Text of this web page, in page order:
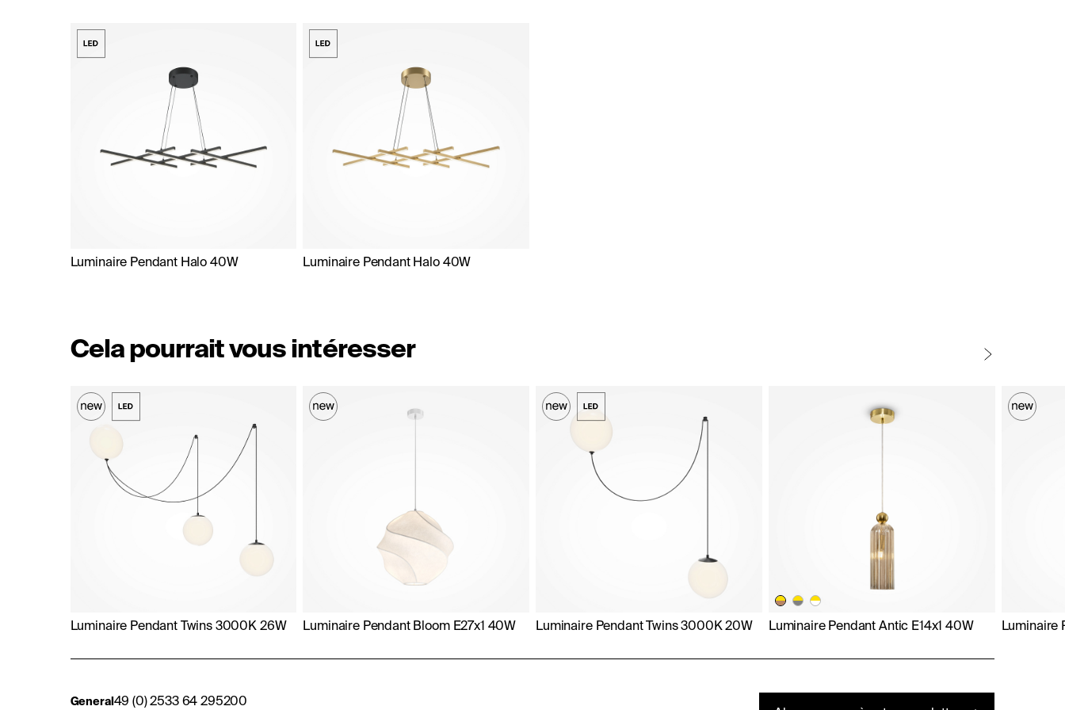
Luminaire Pendant Halo 40W Luminaire Pendant Halo 40W
Cela pourrait vous intéresser
Luminaire Pendant Twins 3000K 26W Luminaire Pendant Bloom E27x1 40W Luminaire Pendant Twins 3000K 20W Luminaire Pendant Antic E14x1 40W Luminaire
General49 (0) 2533 64 295200